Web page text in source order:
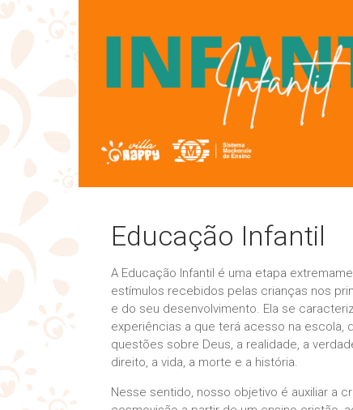
Educação Infantil
A Educação Infantil é uma etapa
estímulos recebidos pelas crianças nos
e do seu desenvolvimento. Ela se
experiências a que terá acesso na escola,
questões sobre Deus, a realidade, a
direito, a vida, a morte e a história.
Nesse sentido, nosso objetivo é auxiliar a